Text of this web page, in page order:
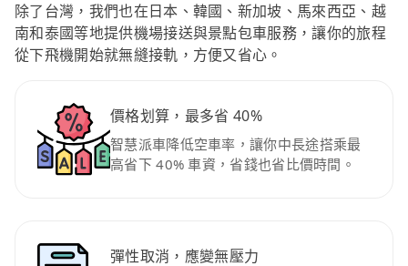
除了台灣，我們也在日本、韓國、新加坡、馬來西亞、越
南和泰國等地提供機場接送與景點包車服務，讓你的旅程
從下飛機開始就無縫接軌，方便又省心。
價格划算，最多省 40%
智慧派車降低空車率，讓你中長途搭乘最
高省下 40% 車資，省錢也省比價時間。
彈性取消，應變無壓力